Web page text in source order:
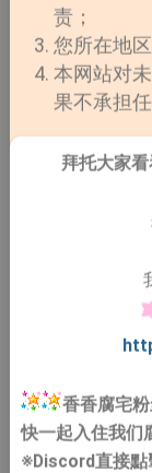
责；
您所在地
本网站对
果不承担任
拜托大家
香香腐宅粉
快一起入住我们
※Discord直接點